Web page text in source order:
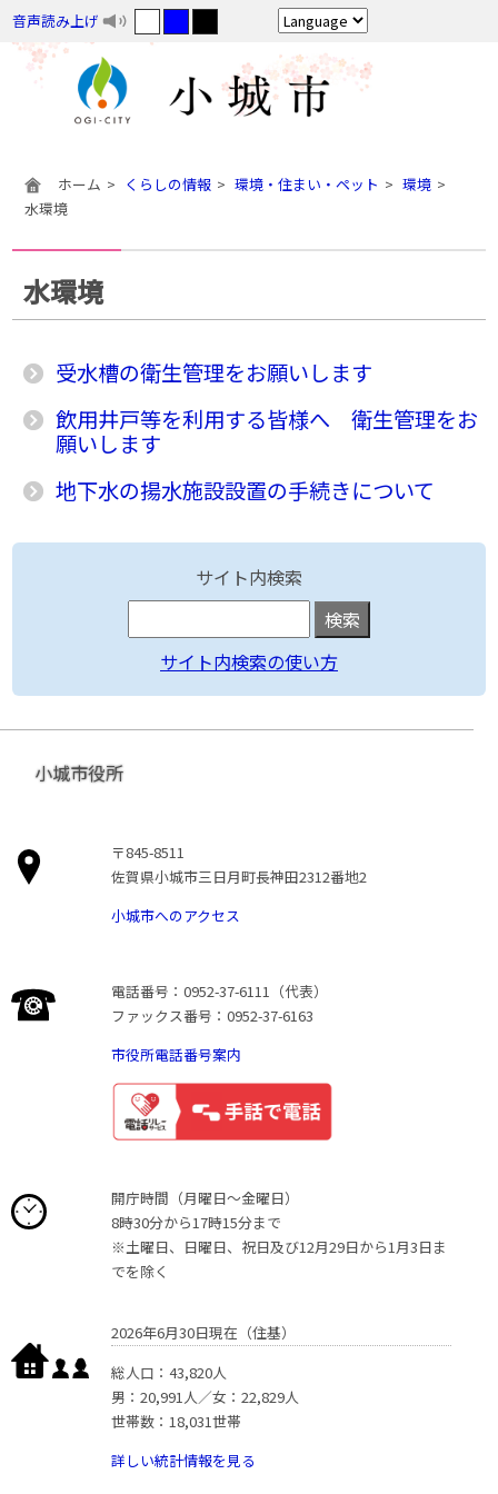
音声読み上げ
ホーム くらしの情報 環境・住まい・ペット
環境
水環境
水環境
受水槽の衛生管理をお願いします
飲用井戸等を利用する皆様へ 衛生管理をお
願いします
地下水の揚水施設設置の手続きについて
サイト内検索
サイト内検索の使い方
小城市役所
〒845-8511
佐賀県小城市三日月町長神田2312番地2
小城市へのアクセス
電話番号：0952-37-6111（代表）
ファックス番号：0952-37-6163
市役所電話番号案内
開庁時間（月曜日〜金曜日）
8時30分から17時15分まで
※土曜日、日曜日、祝日及び12月29日から1月3日ま
でを除く
2026年6月30日現在（住基）
総人口：43,820人
男：20,991人／女：22,829人
世帯数：18,031世帯
詳しい統計情報を見る